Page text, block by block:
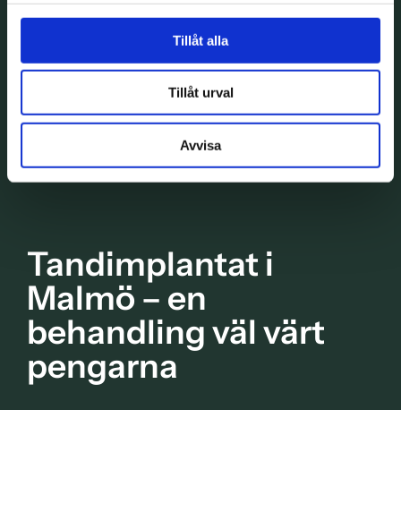
Tillåt alla
Tillåt urval
Avvisa
Tandimplantat i
Malmö – en
behandling väl värt
pengarna